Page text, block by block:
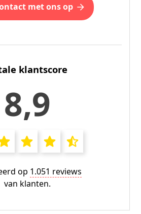
met ons op
klantscore
8,9
op 1.051 reviews
van klanten.